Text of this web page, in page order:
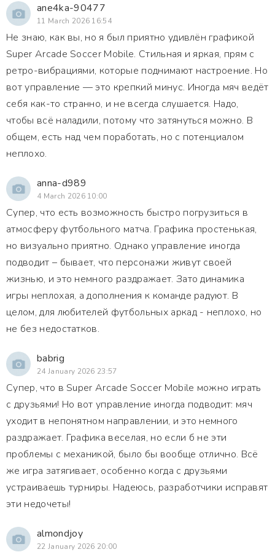
ane4ka-90477
11 March 2026 16:54
Не знаю, как вы, но я был приятно удивлён графикой
Super Arcade Soccer Mobile. Стильная и яркая, прям с
ретро-вибрациями, которые поднимают настроение. Но
вот управление — это крепкий минус. Иногда мяч ведёт
себя как-то странно, и не всегда слушается. Надо,
чтобы всё наладили, потому что затянуться можно. В
общем, есть над чем поработать, но с потенциалом
неплохо.
anna-d989
4 March 2026 10:00
Супер, что есть возможность быстро погрузиться в
атмосферу футбольного матча. Графика простенькая,
но визуально приятно. Однако управление иногда
подводит – бывает, что персонажи живут своей
жизнью, и это немного раздражает. Зато динамика
игры неплохая, а дополнения к команде радуют. В
целом, для любителей футбольных аркад - неплохо, но
не без недостатков.
babrig
24 January 2026 23:57
Супер, что в Super Arcade Soccer Mobile можно играть
с друзьями! Но вот управление иногда подводит: мяч
уходит в непонятном направлении, и это немного
раздражает. Графика веселая, но если б не эти
проблемы с механикой, было бы вообще отлично. Всё
же игра затягивает, особенно когда с друзьями
устраиваешь турниры. Надеюсь, разработчики исправят
эти недочеты!
almondjoy
22 January 2026 20:00